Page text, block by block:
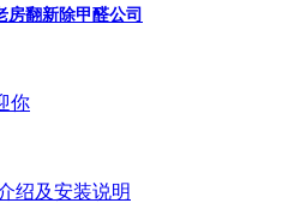
房翻新除甲醛公司
你
绍及安装说明